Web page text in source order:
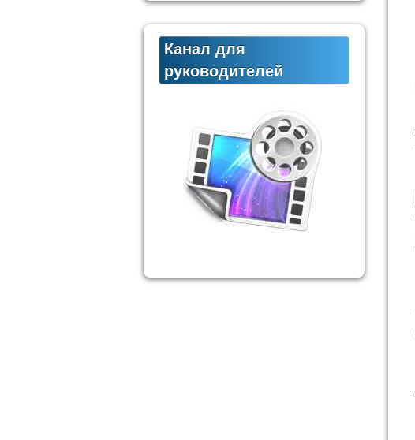
Канал для
руководителей